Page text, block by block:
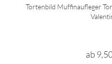
Tortenbild Muffinaufleger
ab